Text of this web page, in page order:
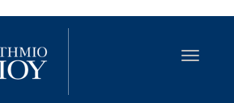
περιεχόμενο
Toggle